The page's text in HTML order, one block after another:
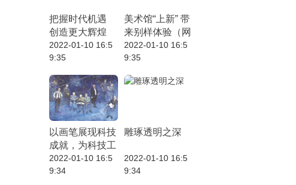
把握时代机遇
创造更大辉煌
（微言）
2022-01-10 16:5
9:35
美术馆“上新” 带
来别样体验（网
络美术新视点）
2022-01-10 16:5
9:35
以画笔展现科技
成就，为科技工
作者立传（全面
小康画卷）
2022-01-10 16:5
9:34
雕琢透明之深
2022-01-10 16:5
9:34